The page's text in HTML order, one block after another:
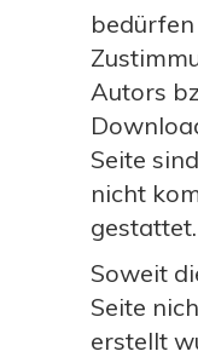
Autors
Seite
nicht
gestattet.
Soweit
Seite
erstellt